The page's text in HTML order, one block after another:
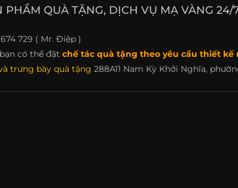
PHẨM QUÀ TẶNG, DỊCH VỤ MẠ VÀNG 24/
729 ( Mr. Điệp )
có thể đặt chế tác quà tặng theo yêu cầu thiết kế
trưng bày quà tặng 288A11 Nam Kỳ Khởi Nghĩa,